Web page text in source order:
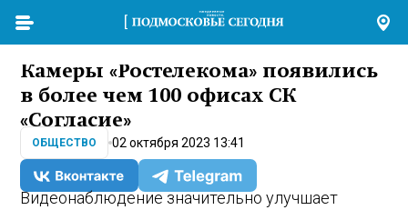
Камеры «Ростелекома» появились
в более чем 100 офисах СК
«Согласие»
ОБЩЕСТВО 02 октября 2023 13:41
Видеонаблюдение значительно улучшает